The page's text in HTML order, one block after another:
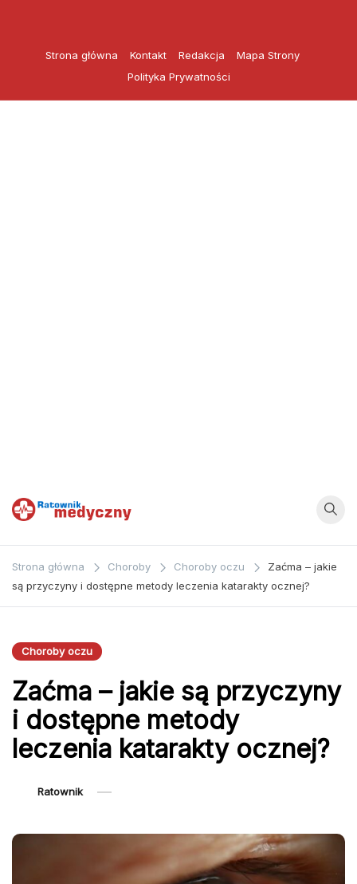
Strona główna Kontakt Redakcja
Mapa Strony
Polityka Prywatności
Ratownik
Medyczny
zagadnieniom z
bezpośrednio
medycznego.
Strona główna Choroby Choroby oczu
Zaćma – jakie
są przyczyny i dostępne metody leczenia katarakty ocznej?
Choroby oczu
Zaćma – jakie są przyczyny
i dostępne metody
leczenia katarakty ocznej?
Ratownik